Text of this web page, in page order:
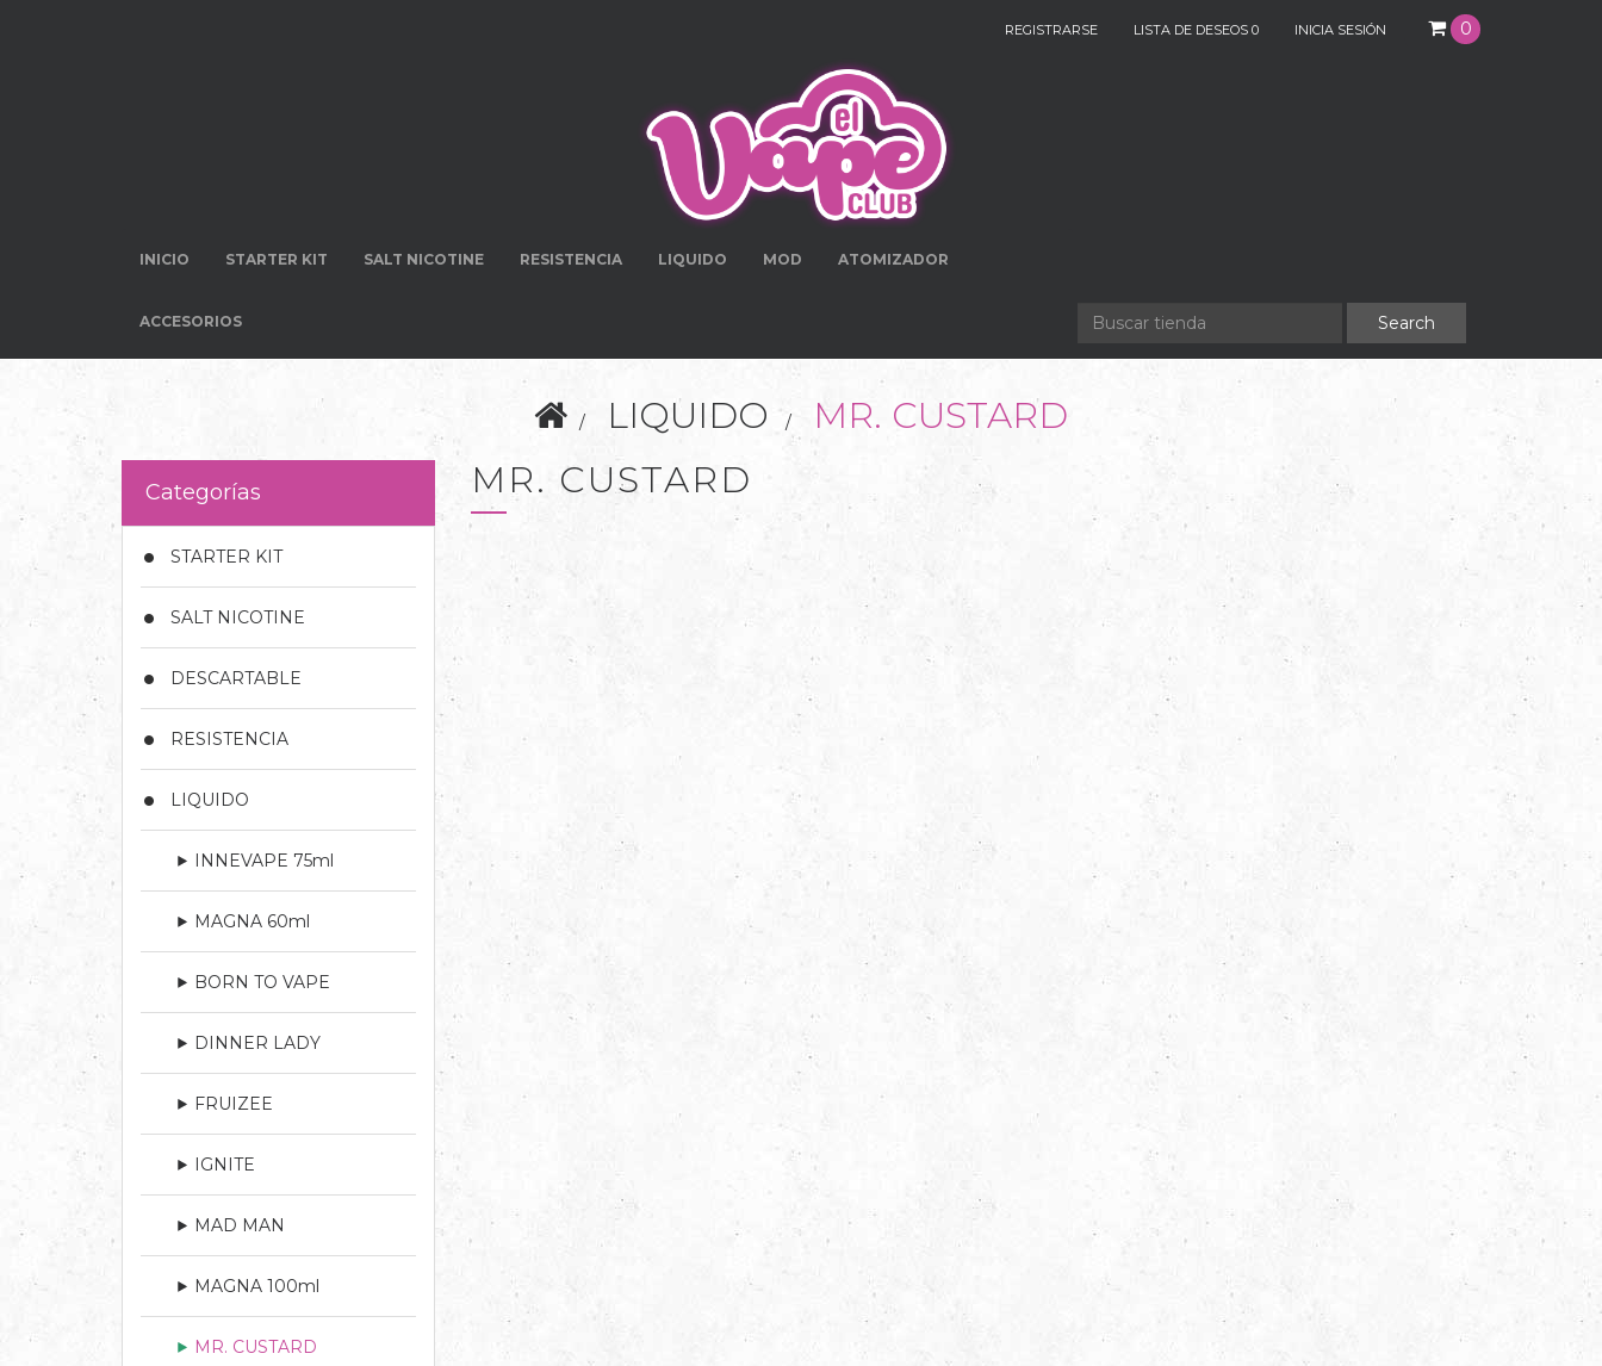
0
REGISTRARSE LISTA DE DESEOS 0 INICIA SESIÓN
INICIO STARTER KIT SALT NICOTINE RESISTENCIA LIQUIDO MOD ATOMIZADOR
ACCESORIOS
LIQUIDO MR. CUSTARD
Categorías
STARTER KIT
SALT NICOTINE
DESCARTABLE
RESISTENCIA
LIQUIDO
INNEVAPE 75ml
MAGNA 60ml
BORN TO VAPE
DINNER LADY
FRUIZEE
IGNITE
MAD MAN
MAGNA 100ml
MR. CUSTARD
MR. CUSTARD